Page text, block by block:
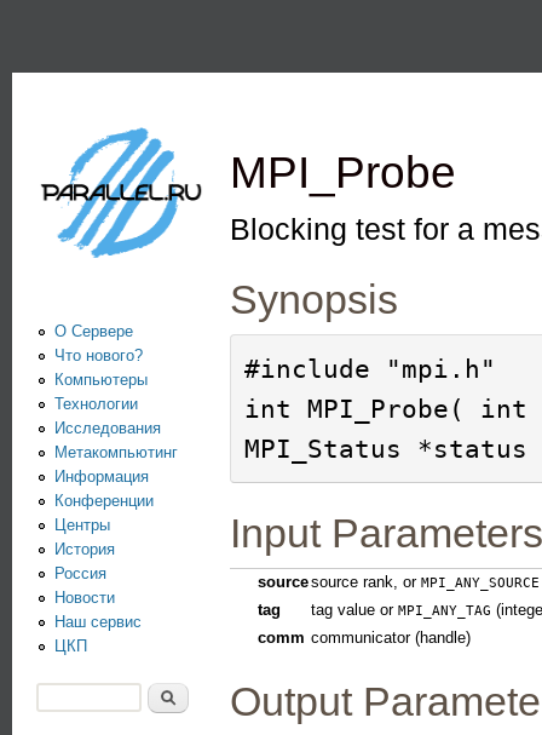
Информационно-
аналитический
центр по
параллельным
вычислениям
MPI_Probe
Blocking test for a
Synopsis
#include "mpi.h"
int MPI_Probe( int
Input Parameters
sourcesource rank, or MPI_ANY_SOURCE
tag
tag value or MPI_ANY_TAG
comm communicator (handle)
Output
О Сервере
Что нового?
Компьютеры
Технологии
Исследования
Метакомпьютинг
Информация
Конференции
Центры
История
Россия
Новости
Наш сервис
ЦКП